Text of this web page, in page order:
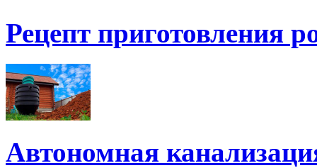
Рецепт приготовления
Автономная